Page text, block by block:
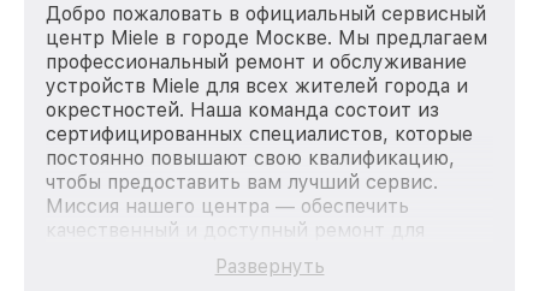
Добро пожаловать в официальный сервисный
центр Miele в городе Москве. Мы предлагаем
профессиональный ремонт и обслуживание
устройств Miele для всех жителей города и
окрестностей. Наша команда состоит из
сертифицированных специалистов, которые
постоянно повышают свою квалификацию,
чтобы предоставить вам лучший сервис.
Миссия нашего центра — обеспечить
качественный и доступный ремонт для
каждого пользователя продукции Miele, вне
зависимости от сложности поломки. Мы
Развернуть